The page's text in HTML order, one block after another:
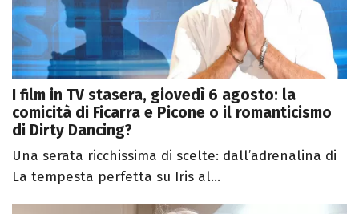
I film in TV stasera, giovedì 6 agosto: la
comicità di Ficarra e Picone o il romanticismo
di Dirty Dancing?
Una serata ricchissima di scelte: dall’adrenalina di
La tempesta perfetta su Iris al...